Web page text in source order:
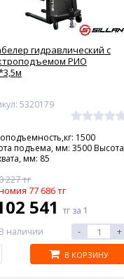
гидравлический с
РИО
5320179
1500
подъема, мм: 3500 Высота
мм: 85
227 тг
77 686 тг
541 тг за 1
В наличии
- +
В КОРЗИНУ